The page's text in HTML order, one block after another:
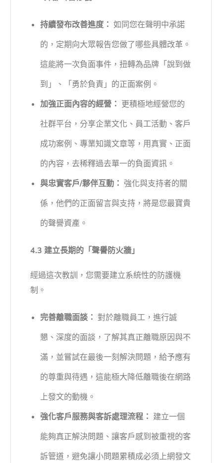
持續發布改善進度： 如同您在聲明中承諾
的，定期向大眾報告您做了哪些具體改革。
這能將一次負面事件，扭轉為品牌「說到做
到」、「勇於負責」的正面案例。
加強正面內容的經營： 更積極地經營您的
社群平台，分享企業文化、員工活動、客戶
成功案例、專業知識文章等，用真實、正面
的內容，去稀釋過去單一的負面資訊。
與忠實客戶/夥伴互動： 強化與支持者的關
係，他們的正面留言與支持，將是您最寶貴
的聲譽資產。
4.3 建立長期的「聲譽防火牆」
經過這次教訓，您需要建立系統性的防護機
制。
完善離職面談： 對於離職員工，進行誠
懇、深度的面談，了解其真正離職原因與不
滿，並嘗試在最後一刻解決問題，給予應有
的尊重與待遇，這能極大降低離職後在網路
上發文的動機。
強化客戶服務與客訴處理流程： 建立一個
能夠真正解決問題、讓客戶感到被重視的客
訴管道，避免讓小問題累積成必須上網發文